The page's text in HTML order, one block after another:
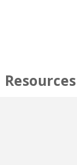
Resources